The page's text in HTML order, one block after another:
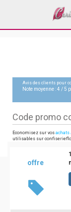
Avis des clients pour
Note moyenne :4 /5
Code promo
Economisez sur vos
utilisables sur
offre